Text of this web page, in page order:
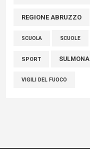
REGIONE ABRUZZO
SCUOLA SCUOLE
SPORT SULMONA
VIGILI DEL FUOCO